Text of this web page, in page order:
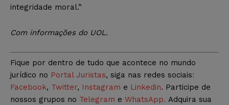
integridade moral.”
Com informações do UOL.
Fique por dentro de tudo que acontece no mundo
jurídico no Portal Juristas, siga nas redes sociais:
Facebook, Twitter, Instagram e Linkedin. Participe de
nossos grupos no Telegram e WhatsApp. Adquira sua